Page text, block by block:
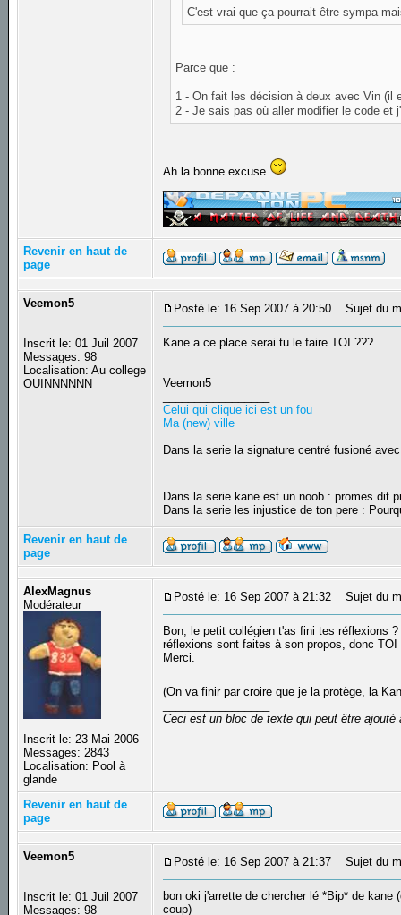
C'est vrai que ça pourrait être sympa
Parce que :
1 - On fait les décision à deux avec Vin (il
2 - Je sais pas où aller modifier le code et
Ah la bonne excuse
Revenir en haut de
page
Veemon5
Inscrit le: 01 Juil 2007
Messages: 98
Localisation: Au college
OUINNNNNN
Posté le: 16 Sep 2007 à 20:50 Sujet du
Kane a ce place serai tu le faire TOI ???
Veemon5
Celui qui clique ici est un fou
Ma (new) ville
Dans la serie la signature centré fusioné
Dans la serie kane est un noob : promes dit
Dans la serie les injustice de ton pere :
Revenir en haut de
page
AlexMagnus
Modérateur
Inscrit le: 23 Mai 2006
Messages: 2843
Localisation: Pool à
glande
Posté le: 16 Sep 2007 à 21:32 Sujet du
Bon, le petit collégien t'as fini tes réflexions
réflexions sont faites à son propos, donc
Merci.
(On va finir par croire que je la protège, la
Ceci est un bloc de texte qui peut être
Revenir en haut de
page
Veemon5
Inscrit le: 01 Juil 2007
Messages: 98
Posté le: 16 Sep 2007 à 21:37 Sujet du
bon oki j'arrette de chercher lé *Bip* de
coup)